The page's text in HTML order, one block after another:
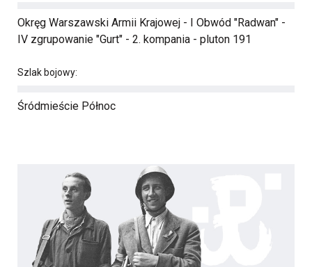
Okręg Warszawski Armii Krajowej - I Obwód "Radwan" -
IV zgrupowanie "Gurt" - 2. kompania - pluton 191
Szlak bojowy:
Śródmieście Północ